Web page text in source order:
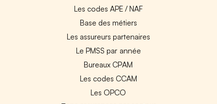
Les codes APE / NAF
Base des métiers
Les assureurs partenaires
Le PMSS par année
Bureaux CPAM
Les codes CCAM
Les OPCO